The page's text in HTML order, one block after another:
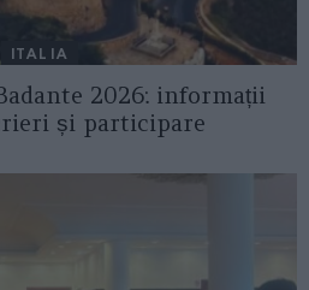
ITALIA
2026: informații
și participare